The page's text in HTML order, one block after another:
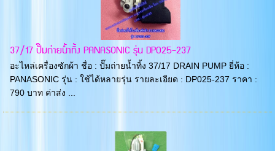
37/17 ปั๊มถ่ายน้ำทิ้ง PANASONIC รุ่น DP025-237
อะไหล่เครื่องซักผ้า ชื่อ : ปั๊มถ่ายน้ำทิ้ง 37/17 DRAIN PUMP ยี่ห้อ :
PANASONIC รุ่น : ใช้ได้หลายรุ่น รายละเอียด : DP025-237 ราคา :
790 บาท ค่าส่ง ...